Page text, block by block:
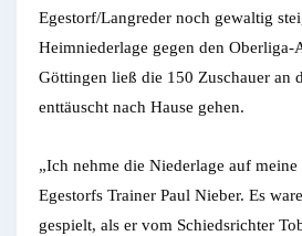
Egestorf/Langreder noch gewaltig
Heimniederlage gegen den Oberliga-
Göttingen ließ die 150 Zuschauer an
enttäuscht nach Hause gehen.
„Ich nehme die Niederlage auf meine
Egestorfs Trainer Paul Nieber. Es
gespielt, als er vom Schiedsrichter